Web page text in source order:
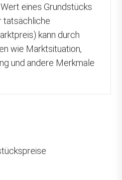
eines Grundstücks
tatsächliche
kann durch
wie Marktsituation,
und andere Merkmale